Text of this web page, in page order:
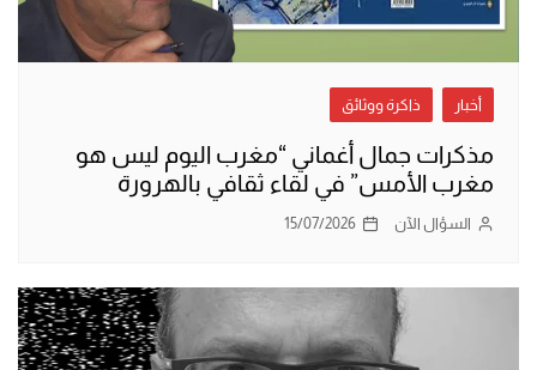
أخبار ذاكرة ووثائق
مذكرات جمال أغماني “مغرب اليوم ليس هو
مغرب الأمس” في لقاء ثقافي بالهرورة
السؤال الآن 15/07/2026